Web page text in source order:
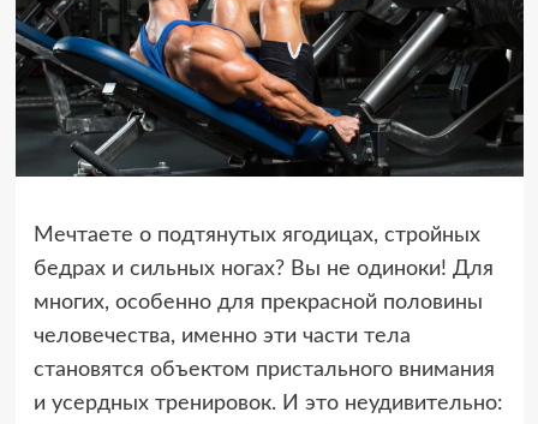
Мечтаете о подтянутых ягодицах, стройных
бедрах и сильных ногах? Вы не одиноки! Для
многих, особенно для прекрасной половины
человечества, именно эти части тела
становятся объектом пристального внимания
и усердных тренировок. И это неудивительно: